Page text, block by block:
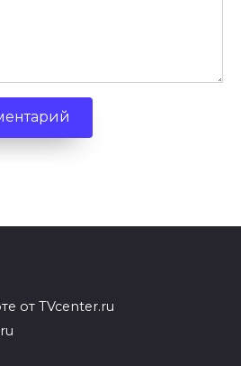
от TVcenter.ru